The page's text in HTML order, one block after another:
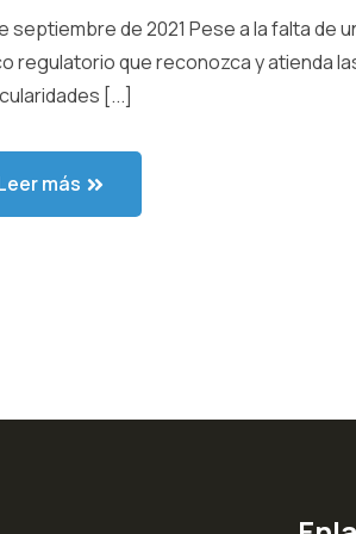
septiembre de 2021 Pese a la falta de
regulatorio que reconozca y atienda
[...]
más